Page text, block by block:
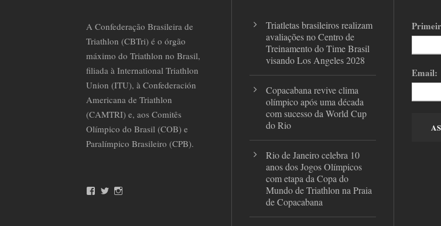
A Confederação Brasileira de
Triathlon (CBTri) é o órgão
máximo do Triathlon no Brasil,
filiada à International Triathlon
Union (ITU), à Confederación
Americana de Triathlon
(CAMTRI) e, aos Comitês
Olímpico do Brasil (COB) e
Paralímpico Brasileiro (CPB).
T
Triatletas brasileiros realizam
avaliações no Centro de
Treinamento do Time Brasil
visando Los Angeles 2028
Copacabana revive clima
olímpico após uma década
com sucesso da World Cup
do Rio
Rio de Janeiro celebra 10
anos dos Jogos Olímpicos
com etapa da Copa do
Mundo de Triathlon na Praia
de Copacabana
Email: